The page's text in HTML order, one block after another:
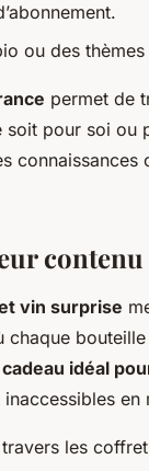
ou des
permet de
pour soi ou
vin surprise
chaque
cadeau idéal
en
les